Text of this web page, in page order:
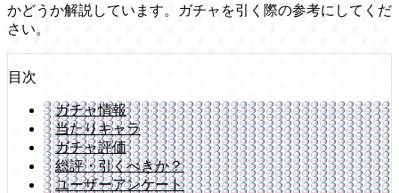
かどうか解説しています。ガチャを引く際の参考にしてくだ
さい。
目次
ガチャ情報
当たりキャラ
ガチャ評価
総評・引くべきか？
ユーザーアンケート